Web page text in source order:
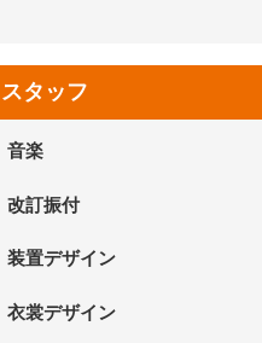
スタッフ
音楽
改訂振付
装置デザイン
衣裳デザイン